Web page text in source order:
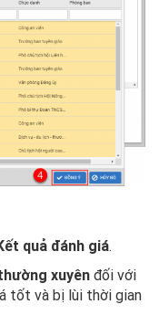
quả đánh giá.
xuyênđối với
tốt và bị lùi thời gian